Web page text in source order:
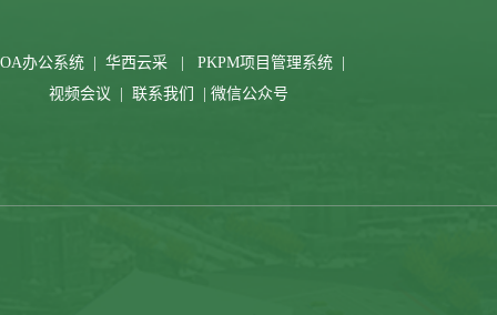
OA办公系统 华西云采 PKPM项目管理系统
视频会议
联系我们 微信公众号